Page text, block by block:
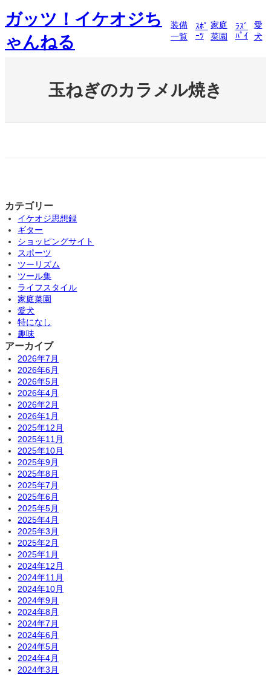
容
ス
キ
ガッツ！イケオジち
ゃんねる
装備
一覧
ｽﾎﾟ
ｰﾂ
家庭
菜園
ﾗｽﾞ
ﾊﾟｲ
愛
犬
玉ねぎのカラメル焼き
カテゴリー
イケオジ思想録
ギター
ショッピングサイト
スポーツ
ツーリズム
ツール集
ライフスタイル
家庭菜園
愛犬
特になし
趣味
アーカイブ
2026年7月
2026年6月
2026年5月
2026年4月
2026年2月
2026年1月
2025年12月
2025年11月
2025年10月
2025年9月
2025年8月
2025年7月
2025年6月
2025年5月
2025年4月
2025年3月
2025年2月
2025年1月
2024年12月
2024年11月
2024年10月
2024年9月
2024年8月
2024年7月
2024年6月
2024年5月
2024年4月
2024年3月